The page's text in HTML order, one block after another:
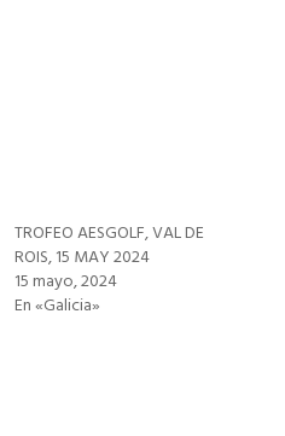
TROFEO AESGOLF, VAL DE
ROIS, 15 MAY 2024
15 mayo, 2024
En «Galicia»